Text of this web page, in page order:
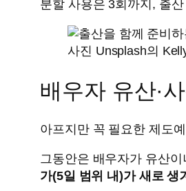
분할 사용은 3회까지, 출
사진 Unsplash의
배우자 유산·
아프지만 꼭 필요한 제도
그동안은 배우자가 유산
가(5일 범위 내)가 새로 생